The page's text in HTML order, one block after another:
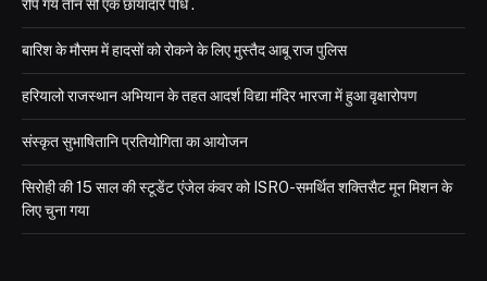
रोपे गये तीन सौ एक छायादार पौधे .
बारिश के मौसम में हादसों को रोकने के लिए मुस्तैद आबू राज पुलिस
हरियालो राजस्थान अभियान के तहत आदर्श विद्या मंदिर भारजा में हुआ वृक्षारोपण
संस्कृत सुभाषितानि प्रतियोगिता का आयोजन
सिरोही की 15 साल की स्टूडेंट एंजेल कंवर को ISRO-समर्थित शक्तिसैट मून मिशन के
लिए चुना गया